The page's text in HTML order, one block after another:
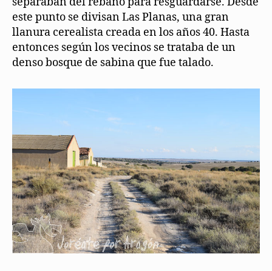
este punto se divisan Las Planas, una gran
llanura cerealista creada en los años 40. Hasta
entonces según los vecinos se trataba de un
denso bosque de sabina que fue talado.